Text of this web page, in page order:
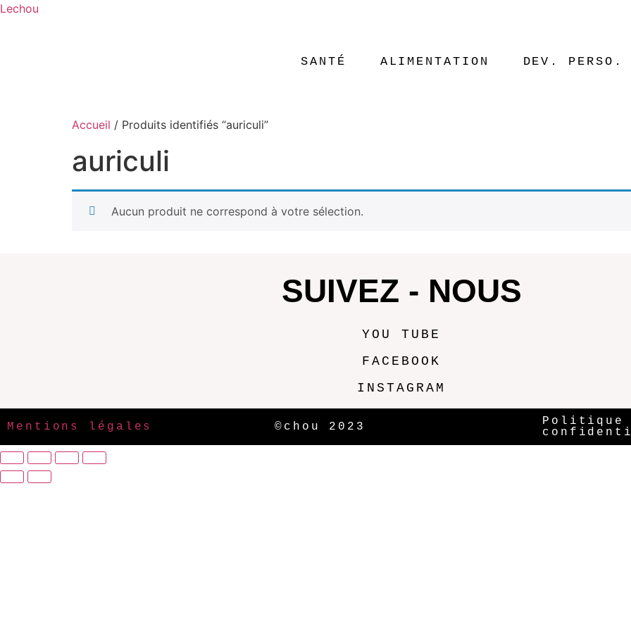
Lechou
SANTÉ ALIMENTATION DEV. PERSO.
Accueil / Produits identifiés “auriculi”
auriculi
Aucun produit ne correspond à votre sélection.
SUIVEZ - NOUS
YOU TUBE
FACEBOOK
INSTAGRAM
Mentions légales ©chou 2023
Politique